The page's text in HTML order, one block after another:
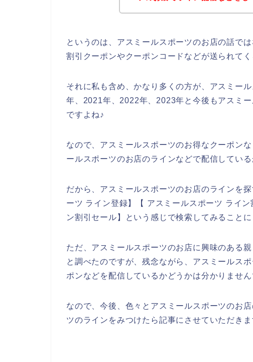
というのは、アスミールスポーツのお店の話で
割引クーポンやクーポンコードなどが送られて
それに私も含め、かなり多くの方が、アスミー
年、2021年、2022年、2023年と今後もアスミ
ですよね♪
なので、アスミールスポーツのお得なクーポン
ールスポーツのお店のラインなどで配信している
だから、アスミールスポーツのお店のラインを
ーツ ライン登録】【 アスミールスポーツ ライ
ン割引セール】という感じで検索してみることに
ただ、アスミールスポーツのお店に興味のある
と調べたのですが、残念ながら、アスミールス
ポンなどを配信しているかどうかは分かりません
なので、今後、色々とアスミールスポーツのお
ツのラインをみつけたら記事にさせていただきま